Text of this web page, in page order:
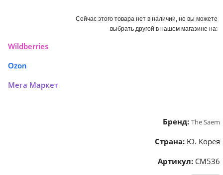
Сейчас этого товара нет в наличии, но вы можете
выбрать другой в нашем магазине на:
Wildberries
Ozon
Мега Маркет
Бренд: The Saem
Страна: Ю. Корея
Артикул: СМ536